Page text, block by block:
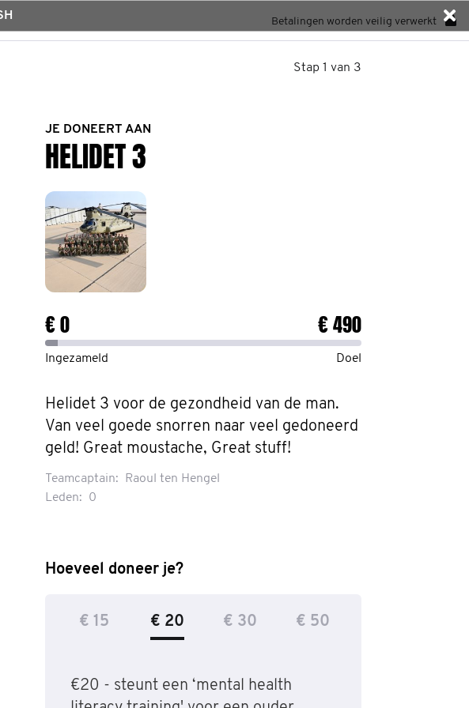
Betalingen worden veilig verwerkt
Stap 1 van 3
JE DONEERT AAN
HELIDET 3
€ 0 € 490
Ingezameld Doel
Helidet 3 voor de gezondheid van de man.
Van veel goede snorren naar veel gedoneerd
geld! Great moustache, Great stuff!
Teamcaptain:
Raoul ten Hengel
Leden:
0
Hoeveel doneer je?
€ 15 € 20 € 30 € 50
€20 - steunt een ‘mental health